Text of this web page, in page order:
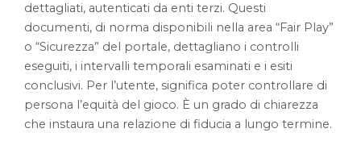
dettagliati, autenticati da enti terzi. Questi
documenti, di norma disponibili nella area “Fair Play”
o “Sicurezza” del portale, dettagliano i controlli
eseguiti, i intervalli temporali esaminati e i esiti
conclusivi. Per l’utente, significa poter controllare di
persona l’equità del gioco. È un grado di chiarezza
che instaura una relazione di fiducia a lungo termine.